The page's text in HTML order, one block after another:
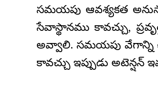
సమయపు ఆవశ్యకత
సేవాస్థానము కావచ్చు,
అవ్వాలి. సమయపు వేగాన్ని
కావచ్చు ఇప్పుడు అటెన్షన్